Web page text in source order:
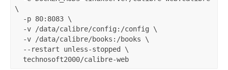
\
  technosoft2000/calibre-web